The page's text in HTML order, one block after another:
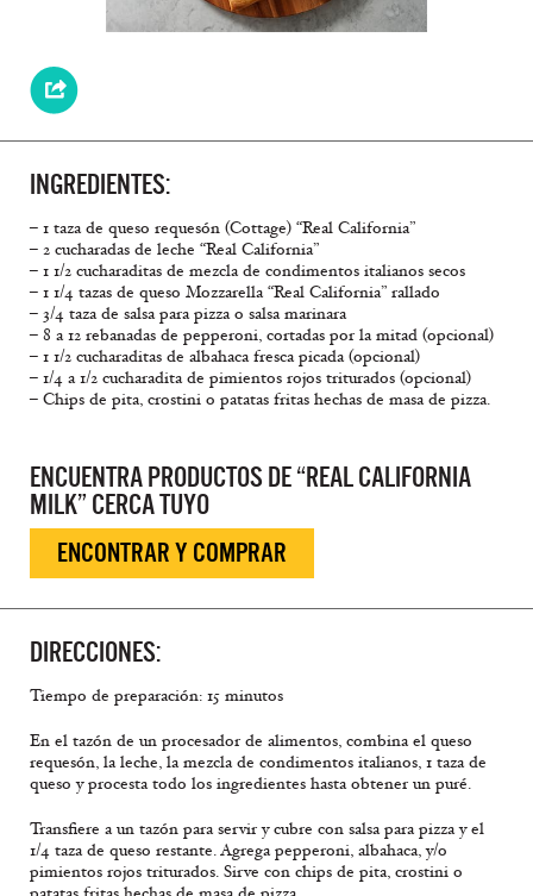
INGREDIENTES:
– 1 taza de queso requesón (Cottage) “Real California”
– 2 cucharadas de leche “Real California”
– 1 1/2 cucharaditas de mezcla de condimentos italianos secos
– 1 1/4 tazas de queso Mozzarella “Real California” rallado
– 3/4 taza de salsa para pizza o salsa marinara
– 8 a 12 rebanadas de pepperoni, cortadas por la mitad (opcional)
– 1 1/2 cucharaditas de albahaca fresca picada (opcional)
– 1/4 a 1/2 cucharadita de pimientos rojos triturados (opcional)
– Chips de pita, crostini o patatas fritas hechas de masa de pizza.
ENCUENTRA PRODUCTOS DE “REAL CALIFORNIA
MILK” CERCA TUYO
ENCONTRAR Y COMPRAR
DIRECCIONES:
Tiempo de preparación: 15 minutos
En el tazón de un procesador de alimentos, combina el queso
requesón, la leche, la mezcla de condimentos italianos, 1 taza de
queso y procesta todo los ingredientes hasta obtener un puré.
Transfiere a un tazón para servir y cubre con salsa para pizza y el
1/4 taza de queso restante. Agrega pepperoni, albahaca, y/o
pimientos rojos triturados. Sirve con chips de pita, crostini o